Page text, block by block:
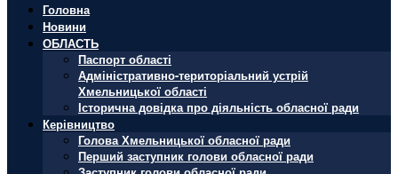
Головна
Новини
ОБЛАСТЬ
Паспорт області
Адміністративно-територіальний устрій
Хмельницької області
Історична довідка про діяльність обласної ради
Керівництво
Голова Хмельницької обласної ради
Перший заступник голови обласної ради